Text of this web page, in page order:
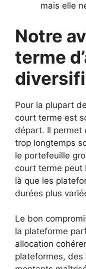
mais elle
Notre
terme
Pour la plupart
court terme est
départ. Il permet
trop longtemps
le portefeuille
court terme peut
là que les
durées plus
Le bon
la plateforme
allocation
plateformes,